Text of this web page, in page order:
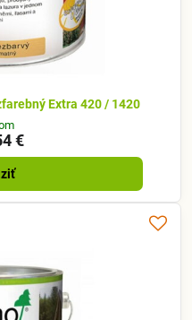
Extra 420 / 1420
€